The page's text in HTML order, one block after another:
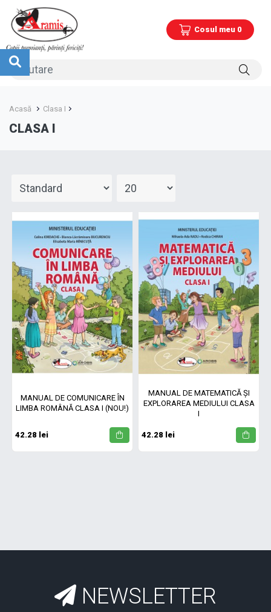
Cosul meu 0
Acasă Clasa I
CLASA I
MANUAL DE COMUNICARE ÎN
LIMBA ROMÂNĂ CLASA I (NOU!)
42.28 lei
MANUAL DE MATEMATICĂ ȘI
EXPLORAREA MEDIULUI CLASA
I
42.28 lei
NEWSLETTER